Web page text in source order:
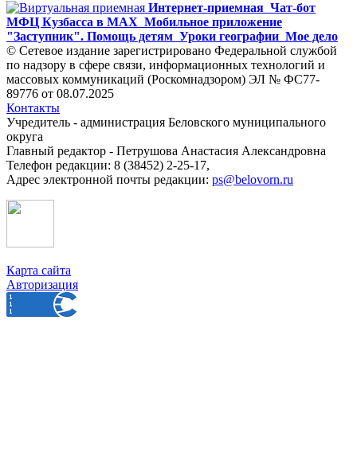
Интернет-приемная Чат-бот
МФЦ Кузбасса в MAX Мобильное приложение
"Заступник". Помощь детям Уроки географии Мое дело
© Сетевое издание зарегистрировано Федеральной службой
по надзору в сфере связи, информационных технологий и
массовых коммуникаций (Роскомнадзором) ЭЛ № ФС77-
89776 от 08.07.2025
Контакты
Учредитель - администрация Беловского муниципального
округа
Главный редактор - Петрушова Анастасия Александровна
Телефон редакции: 8 (38452) 2-25-17,
Адрес электронной почты редакции: ps@belovorn.ru
Карта сайта
Авторизация